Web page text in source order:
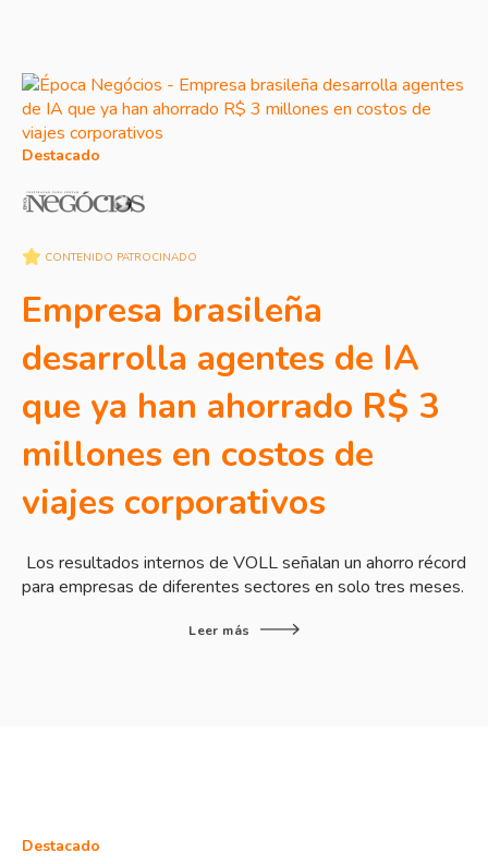
Destacado
CONTENIDO PATROCINADO
Empresa brasileña
desarrolla agentes de IA
que ya han ahorrado R$ 3
millones en costos de
viajes corporativos
Los resultados internos de VOLL señalan un ahorro récord
para empresas de diferentes sectores en solo tres meses.
Leer más
Destacado